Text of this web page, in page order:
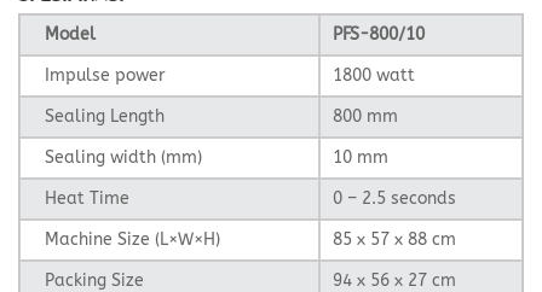
Model
PFS-800/10
Impulse power
1800 watt
Sealing Length
800 mm
Sealing width (mm)
10 mm
Heat Time
0 – 2.5 seconds
Machine Size (L×W×H)
85 x 57 x 88 cm
Packing Size
94 x 56 x 27 cm